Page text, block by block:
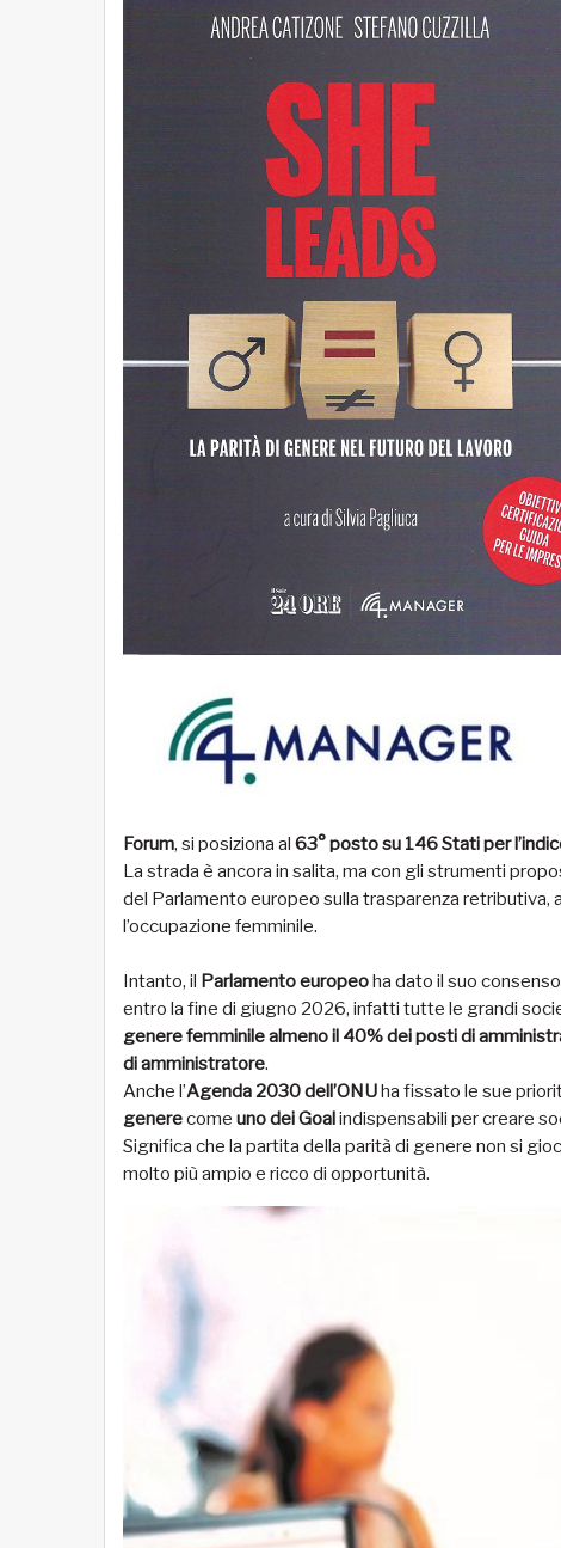
Forum, si posiziona al 63° posto su 146 Stati per
La strada è ancora in salita, ma con gli strumenti
del Parlamento europeo sulla trasparenza retributiva,
l’occupazione femminile.
Intanto, il Parlamento europeoha dato il suo
entro la fine di giugno 2026, infatti tutte le grandi
genere femminile almeno il 40% dei posti di
di amministratore.
Anche l’Agenda 2030 dell’ONUha fissato le sue
generecome uno dei Goalindispensabili per creare
Significa che la partita della parità di genere non si
molto più ampio e ricco di opportunità.